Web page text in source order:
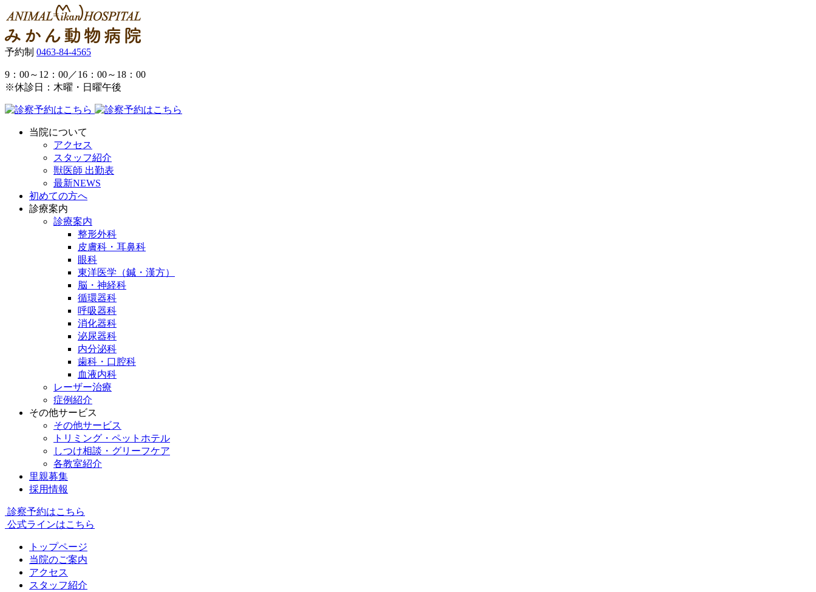
予約制 0463-84-4565
9：00～12：00／16：00～18：00
※休診日：木曜・日曜午後
当院について
アクセス
スタッフ紹介
獣医師 出勤表
最新NEWS
初めての方へ
診療案内
診療案内
整形外科
皮膚科・耳鼻科
眼科
東洋医学（鍼・漢方）
脳・神経科
循環器科
呼吸器科
消化器科
泌尿器科
内分泌科
歯科・口腔科
血液内科
レーザー治療
症例紹介
その他サービス
その他サービス
トリミング・ペットホテル
しつけ相談・グリーフケア
各教室紹介
里親募集
採用情報
診察予約はこちら
公式ラインはこちら
トップページ
当院のご案内
アクセス
スタッフ紹介